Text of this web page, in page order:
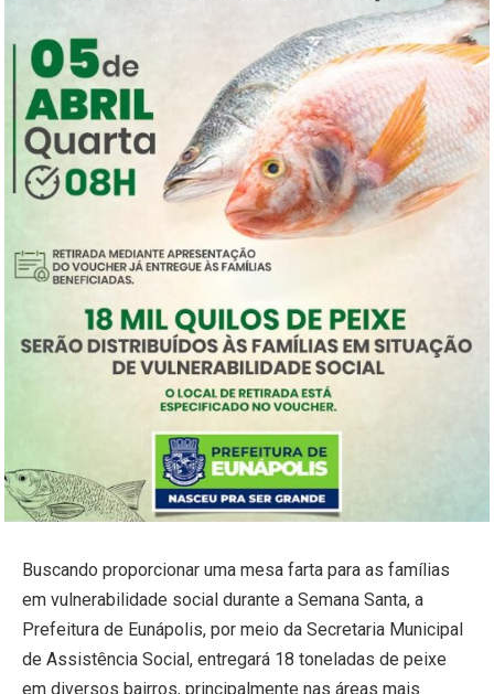
Buscando proporcionar uma mesa farta para as famílias
em vulnerabilidade social durante a Semana Santa, a
Prefeitura de Eunápolis, por meio da Secretaria Municipal
de Assistência Social, entregará 18 toneladas de peixe
em diversos bairros, principalmente nas áreas mais